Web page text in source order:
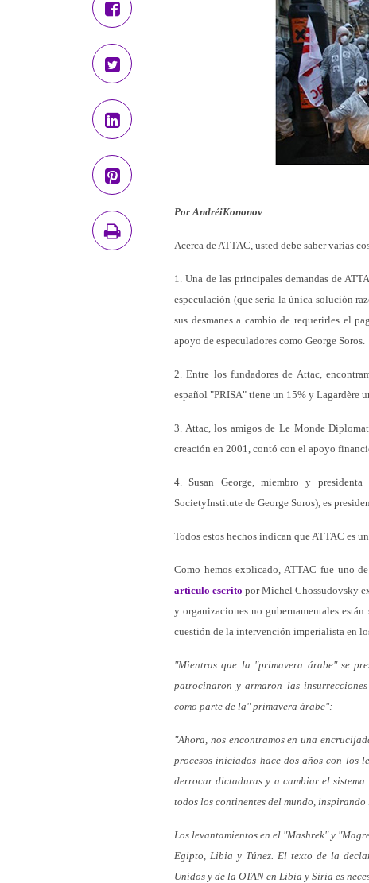
Por AndréiKononov
Acerca de ATTAC, usted debe saber varias
1. Una de las principales demandas de
especulación (que sería la única solución
sus desmanes a cambio de requerirles el
apoyo de especuladores como George Soros.
2. Entre los fundadores de Attac,
español "PRISA" tiene un 15% y Lagardère
3. Attac, los amigos de Le Monde
creación en 2001, contó con el apoyo
4. Susan George, miembro y
SocietyInstitute de George Soros), es
Todos estos hechos indican que ATTAC es
Como hemos explicado, ATTAC fue uno
artículo escrito por Michel Chossudovsky
y organizaciones no gubernamentales
cuestión de la intervención imperialista en
"Mientras que la "primavera árabe" se
patrocinaron y armaron las
como parte de la" primavera árabe":
"Ahora, nos encontramos en una
procesos iniciados hace dos años con los
derrocar dictaduras y a cambiar el
todos los continentes del mundo,
Los levantamientos en el "Mashrek" y
Egipto, Libia y Túnez. El texto de la
Unidos y de la OTAN en Libia y Siria es